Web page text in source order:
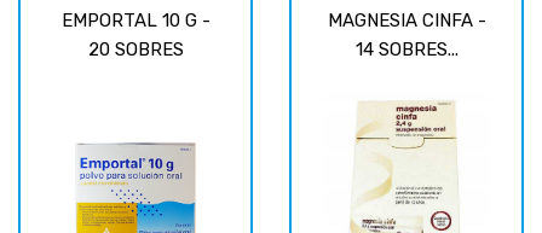
EMPORTAL 10 G -
20 SOBRES
MAGNESIA CINFA -
14 SOBRES...